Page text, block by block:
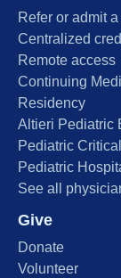
Refer or admit
Centralized
Remote access
Continuing
Residency
Altieri Pediatric
Pediatric
Pediatric
See all
Give
Donate
Volunteer